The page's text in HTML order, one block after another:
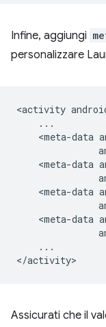
Infine, aggiungi
personalizzare
<activity
<meta-data
<meta-data
<meta-data
<meta-data
...
Assicurati che il